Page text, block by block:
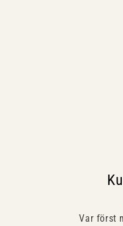
Var först